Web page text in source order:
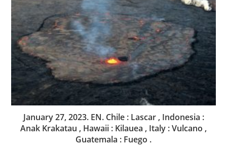
January 27, 2023. EN. Chile : Lascar , Indonesia :
Anak Krakatau , Hawaii : Kilauea , Italy : Vulcano ,
Guatemala : Fuego .